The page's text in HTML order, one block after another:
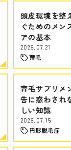
頭皮環境を整
ぐためのメン
アの基本
2026.07.21
薄毛
育毛サプリメ
告に惑わされ
しい知識
2026.07.15
円形脱毛症